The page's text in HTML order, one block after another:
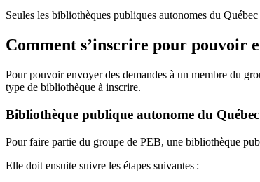
Seules les bibliothèques publiques autonomes du
Comment s’inscrire pour pouvoir
Pour pouvoir envoyer des demandes à un membre du
type de bibliothèque à inscrire.
Bibliothèque publique autonome du Québec
Pour faire partie du groupe de PEB, une bibliothèque
Elle doit ensuite suivre les étapes suivantes :